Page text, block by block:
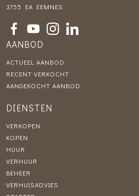
3755 EA EEMNES
AANBOD
ACTUEEL AANBOD
RECENT VERKOCHT
AANGEKOCHT AANBOD
DIENSTEN
VERKOPEN
KOPEN
HUUR
VERHUUR
BEHEER
VERHUISADVIES